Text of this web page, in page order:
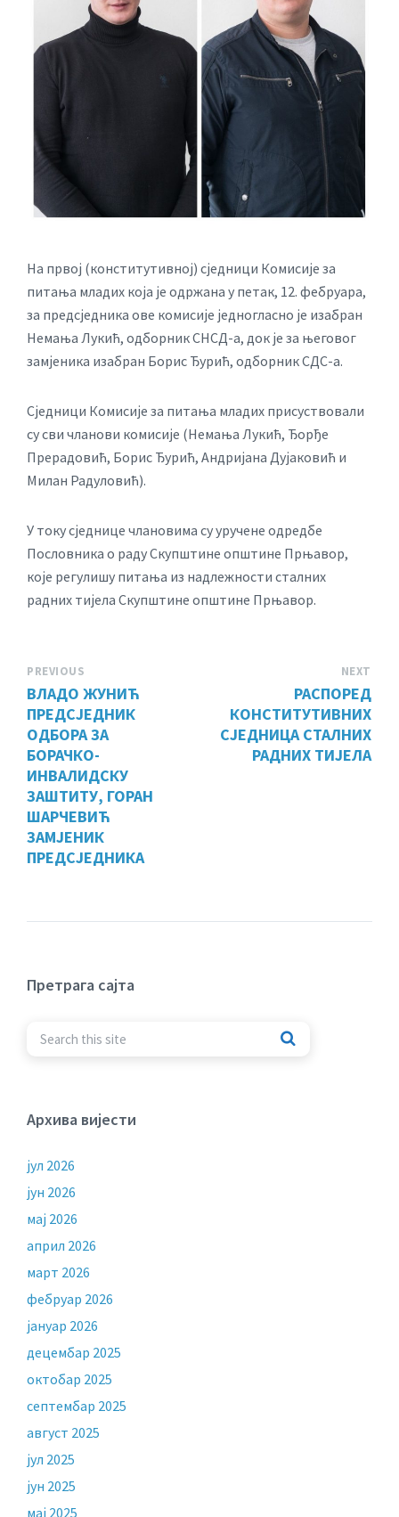
На првој (конститутивној) сједници Комисије за
питања младих која је одржана у петак, 12. фебруара,
за предсједника ове комисије једногласно је изабран
Немања Лукић, одборник СНСД-а, док је за његовог
замјеника изабран Борис Ђурић, одборник СДС-а.
Сједници Комисије за питања младих присуствовали
су сви чланови комисије (Немања Лукић, Ђорђе
Прерадовић, Борис Ђурић, Андријана Дујаковић и
Милан Радуловић).
У току сједнице члановима су уручене одредбе
Пословника о раду Скупштине општине Прњавор,
које регулишу питања из надлежности сталних
радних тијела Скупштине општине Прњавор.
PREVIOUS
ВЛАДО ЖУНИЋ
ПРЕДСЈЕДНИК
ОДБОРА ЗА
БОРАЧКО-
ИНВАЛИДСКУ
ЗАШТИТУ, ГОРАН
ШАРЧЕВИЋ
ЗАМЈЕНИК
ПРЕДСЈЕДНИКА
NEXT
РАСПОРЕД
КОНСТИТУТИВНИХ
СЈЕДНИЦА СТАЛНИХ
РАДНИХ ТИЈЕЛА
Претрага сајта
Архива вијести
јул 2026
јун 2026
мај 2026
април 2026
март 2026
фебруар 2026
јануар 2026
децембар 2025
октобар 2025
септембар 2025
август 2025
јул 2025
јун 2025
мај 2025